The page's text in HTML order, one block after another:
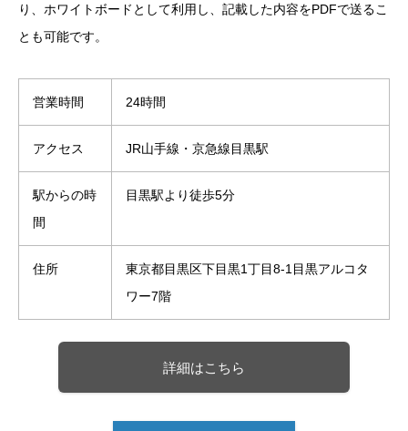
り、ホワイトボードとして利用し、記載した内容をPDFで送るこ
とも可能です。
営業時間 24時間
アクセス JR山手線・京急線目黒駅
駅からの時
間
目黒駅より徒歩5分
住所
東京都目黒区下目黒1丁目8-1目黒アルコタ
ワー7階
詳細はこちら